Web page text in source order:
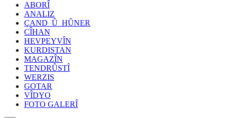
ABORÎ
ANALIZ
ÇAND_Û_HÛNER
CÎHAN
HEVPEYVÎN
KURDISTAN
MAGAZÎN
TENDRÛSTÎ
WERZIS
GOTAR
VÎDYO
FOTO GALERÎ